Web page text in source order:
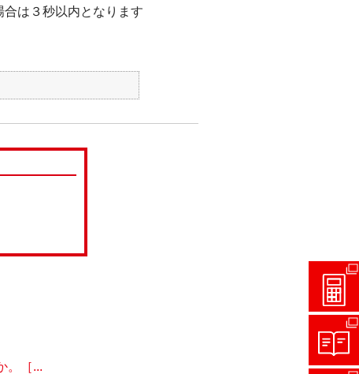
は３秒以内となります
。［...